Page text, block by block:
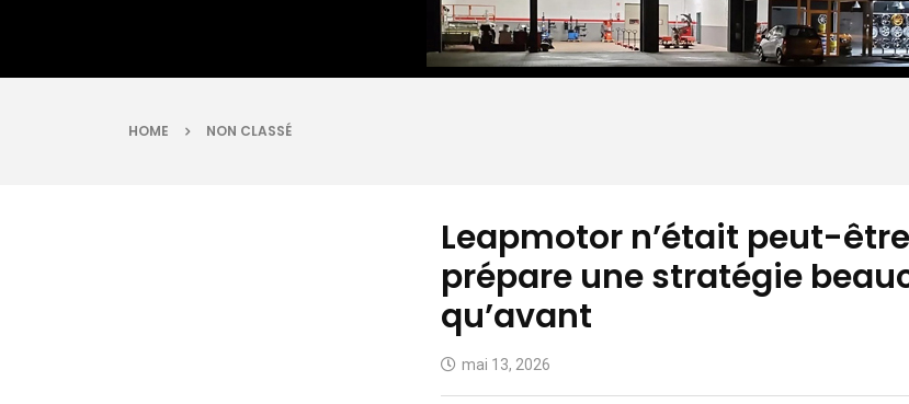
HOME NON CLASSÉ
Leapmotor n’était peut-
prépare une stratégie
qu’avant
mai 13, 2026